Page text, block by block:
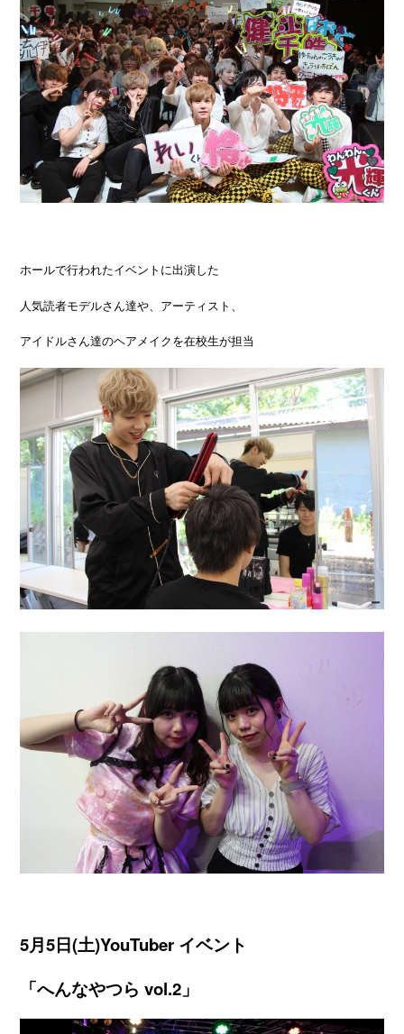
ホールで行われたイベントに出演した
人気読者モデルさん達や、アーティスト、
アイドルさん達のヘアメイクを在校生が担当
5月5日(土)YouTuber イベント
「へんなやつら vol.2」